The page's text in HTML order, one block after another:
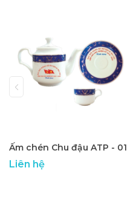
Ấm chén Chu đậu ATP - 01
Liên hệ